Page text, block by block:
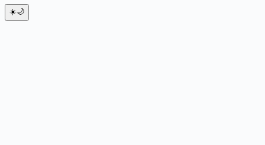
☀️🌙